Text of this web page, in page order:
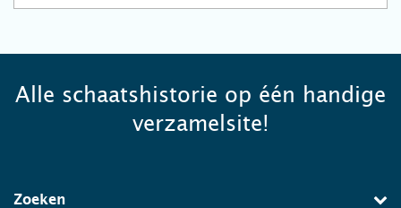
Alle schaatshistorie op één handige
verzamelsite!
Zoeken